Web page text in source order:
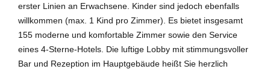
erster Linien an Erwachsene. Kinder sind jedoch ebenfalls
willkommen (max. 1 Kind pro Zimmer). Es bietet insgesamt
155 moderne und komfortable Zimmer sowie den Service
eines 4-Sterne-Hotels. Die luftige Lobby mit stimmungsvoller
Bar und Rezeption im Hauptgebäude heißt Sie herzlich